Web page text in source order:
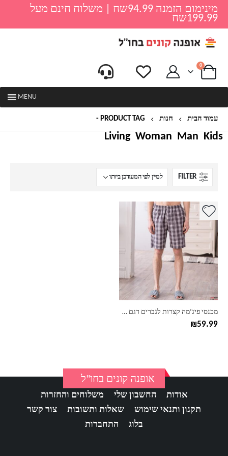
מינימום הזמנה 94.99שח | משלוח חינם מעל
199.99שח
0
MENU
עמוד הבית חנות PRODUCT TAG -
Kids
Man
Woman
Living
FILTER
מכנסי פיג’מה קצרות לגברים דגם משבצות
₪59.99
למוצר
יש
מספר
סוגים.
ניתן
האפשרויות
אופנה קונים בחו"ל
אודות החשבון שלי
משלוחים והחזרות
תקנון ותנאי שימוש
שאלות ותשובות
צור קשר
בלוג
התחברות